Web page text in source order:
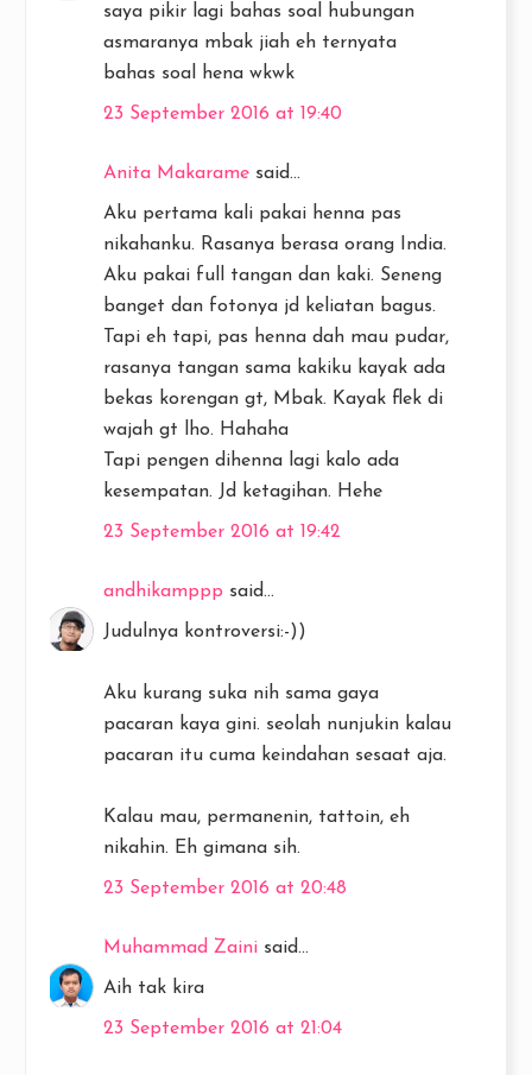
saya pikir lagi bahas soal hubungan
asmaranya mbak jiah eh ternyata
bahas soal hena wkwk
23 September 2016 at 19:40
Anita Makarame said...
Aku pertama kali pakai henna pas
nikahanku. Rasanya berasa orang India.
Aku pakai full tangan dan kaki. Seneng
banget dan fotonya jd keliatan bagus.
Tapi eh tapi, pas henna dah mau pudar,
rasanya tangan sama kakiku kayak ada
bekas korengan gt, Mbak. Kayak flek di
wajah gt lho. Hahaha
Tapi pengen dihenna lagi kalo ada
kesempatan. Jd ketagihan. Hehe
23 September 2016 at 19:42
andhikamppp said...
Judulnya kontroversi:-))
Aku kurang suka nih sama gaya
pacaran kaya gini. seolah nunjukin kalau
pacaran itu cuma keindahan sesaat aja.
Kalau mau, permanenin, tattoin, eh
nikahin. Eh gimana sih.
23 September 2016 at 20:48
Muhammad Zaini said...
Aih tak kira
23 September 2016 at 21:04